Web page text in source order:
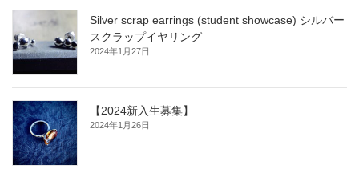
Silver scrap earrings (student showcase) シルバー
スクラップイヤリング
2024年1月27日
【2024新入生募集】
2024年1月26日